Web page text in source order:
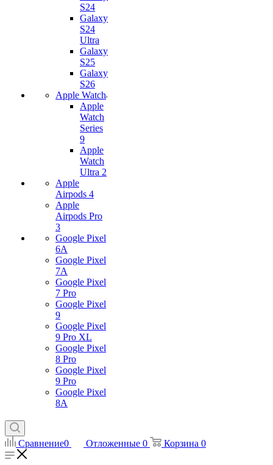
S24
Galaxy
S24
Ultra
Galaxy
S25
Galaxy
S26
Apple Watch
Apple
Watch
Series
9
Apple
Watch
Ultra 2
Apple
Airpods 4
Apple
Airpods Pro
3
Google Pixel
6A
Google Pixel
7А
Google Pixel
7 Pro
Google Pixel
9
Google Pixel
9 Pro XL
Google Pixel
8 Pro
Google Pixel
9 Pro
Google Pixel
8A
Сравнение0 Отложенные 0 Корзина 0